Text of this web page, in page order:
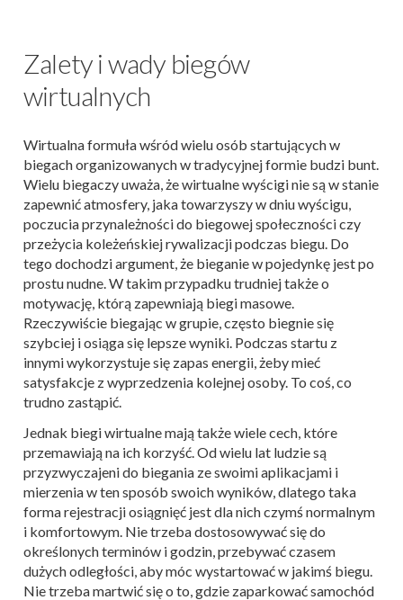
Zalety i wady biegów
wirtualnych
Wirtualna formuła wśród wielu osób startujących w
biegach organizowanych w tradycyjnej formie budzi bunt.
Wielu biegaczy uważa, że wirtualne wyścigi nie są w stanie
zapewnić atmosfery, jaka towarzyszy w dniu wyścigu,
poczucia przynależności do biegowej społeczności czy
przeżycia koleżeńskiej rywalizacji podczas biegu. Do
tego dochodzi argument, że bieganie w pojedynkę jest po
prostu nudne. W takim przypadku trudniej także o
motywację, którą zapewniają biegi masowe.
Rzeczywiście biegając w grupie, często biegnie się
szybciej i osiąga się lepsze wyniki. Podczas startu z
innymi wykorzystuje się zapas energii, żeby mieć
satysfakcje z wyprzedzenia kolejnej osoby. To coś, co
trudno zastąpić.
Jednak biegi wirtualne mają także wiele cech, które
przemawiają na ich korzyść. Od wielu lat ludzie są
przyzwyczajeni do biegania ze swoimi aplikacjami i
mierzenia w ten sposób swoich wyników, dlatego taka
forma rejestracji osiągnięć jest dla nich czymś normalnym
i komfortowym. Nie trzeba dostosowywać się do
określonych terminów i godzin, przebywać czasem
dużych odległości, aby móc wystartować w jakimś biegu.
Nie trzeba martwić się o to, gdzie zaparkować samochód